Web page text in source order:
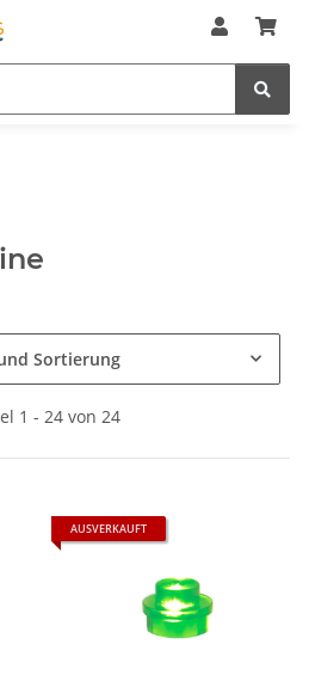
Sortierung
1 - 24 von 24
AUSVERKAUFT